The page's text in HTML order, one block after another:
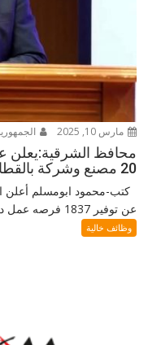
مارس 10, 2025
20 مصنع وشركة بالقطاع الخاص
كتب-محمود ابومسلم أعلن
عن توفير 1837 فرصه عمل داخل 20...
وظائف خالية